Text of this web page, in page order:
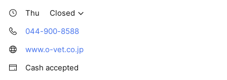
Thu
Closed
044-900-8588
www.o-vet.co.jp
Cash accepted